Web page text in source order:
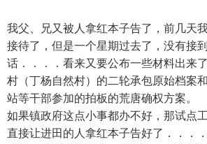
我父、兄又被人拿红本子告了，前几天
接待了，但是一个星期过去了，没有接
话．．．．看来又要公布一些材料出来
村（丁杨自然村）的二轮承包原始档案
站等干部参加的拍板的荒唐确权方案。
如果镇政府这点小事都办不好，那试点
直接让进田的人拿红本子告好了．．．